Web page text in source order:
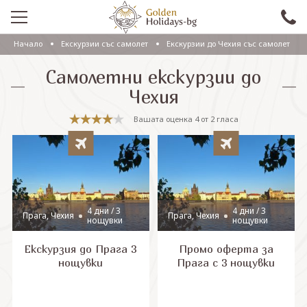
ПРОМО
EКСКУРЗИИ СЪС САМОЛЕТ
ЕКСКУРЗИИ С АВТОБУС
САМОЛЕТНИ ПОЧИВКИ
ПОЧИВКИ С АВТОБУС
ПРАЗНИЦИ
ЕКЗОТИКА
КРУИЗИ
Начало Eкскурзии със самолет Екскурзии до Чехия със самолет
Самолетни екскурзии до
Чехия
Вашата оценка 4от 2гласа
Прага, Чехия
4 дни / 3
нощувки
Екскурзия до Прага 3
нощувки
Прага, Чехия
4 дни / 3
нощувки
Промо оферта за
Прага с 3 нощувки